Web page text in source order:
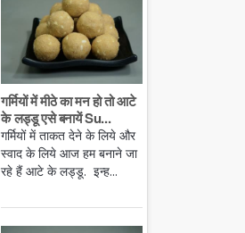
गर्मियों में मीठे का मन हो तो आटे
के लड्डू एसे बनायें Su...
गर्मियों में ताकत देने के लिये और
स्वाद के लिये आज हम बनाने जा
रहे हैं आटे के लड्डू. इन्ह...